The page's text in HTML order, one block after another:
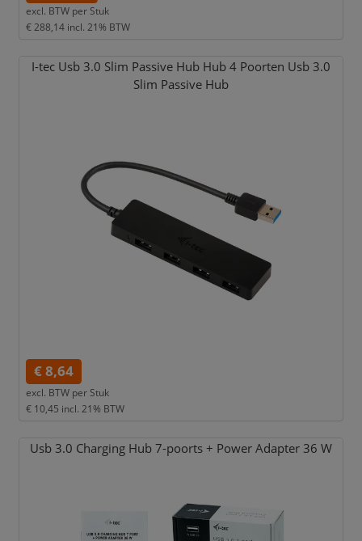
excl. BTW per Stuk
€ 288,14 incl. 21% BTW
I-tec Usb 3.0 Slim Passive Hub Hub 4 Poorten Usb 3.0
Slim Passive Hub
€ 8,64
excl. BTW per Stuk
€ 10,45 incl. 21% BTW
Usb 3.0 Charging Hub 7-poorts + Power Adapter 36 W